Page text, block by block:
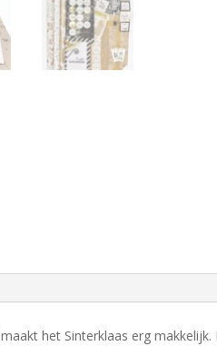
maakt het Sinterklaas erg